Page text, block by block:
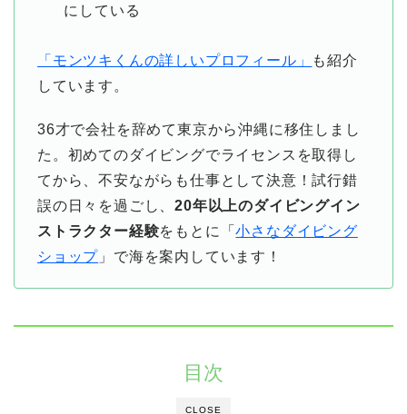
にしている
「モンツキくんの詳しいプロフィール」
も紹介
しています。
36才で会社を辞めて東京から沖縄に移住しまし
た。初めてのダイビングでライセンスを取得し
てから、不安ながらも仕事として決意！試行錯
誤の日々を過ごし、20年以上のダイビングイン
ストラクター経験をもとに「小さなダイビング
ショップ 」で海を案内しています！
CLOSE
目次